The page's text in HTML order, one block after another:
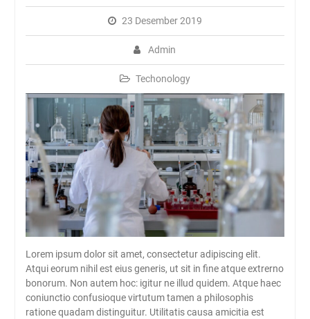
SMAN Rambipuji Ke – 39
JADWAL SPMB 2026/2027
23 Desember 2019
Admin
Techonology
Lorem ipsum dolor sit amet, consectetur adipiscing elit.
Atqui eorum nihil est eius generis, ut sit in fine atque extrerno
bonorum. Non autem hoc: igitur ne illud quidem. Atque haec
coniunctio confusioque virtutum tamen a philosophis
ratione quadam distinguitur. Utilitatis causa amicitia est